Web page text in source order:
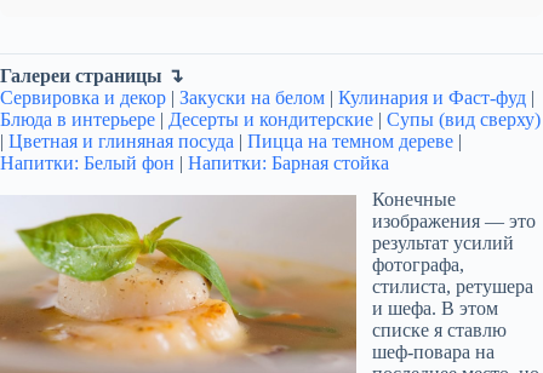
Галереи страницы ↴
Сервировка и декор | Закуски на белом | Кулинария и Фаст-фуд |
Блюда в интерьере | Десерты и кондитерские | Супы (вид сверху)
| Цветная и глиняная посуда | Пицца на темном дереве |
Напитки: Белый фон | Напитки: Барная стойка
Конечные
изображения — это
результат усилий
фотографа,
стилиста, ретушера
и шефа. В этом
списке я ставлю
шеф-повара на